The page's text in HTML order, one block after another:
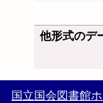
他形式のデ
国立国会図書館